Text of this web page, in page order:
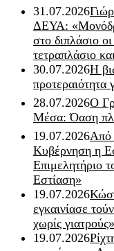
31.07.2026
ΔΕΥΑ:
στο διπλάσιο
τετραπλάσιο
30.07.2026Η
προτεραιότητα
28.07.2026Ο
Μέσα: Όαση
19.07.2026Από
Κυβέρνηση η
Επιμελητήριο
Εστίαση»
19.07.2026
εγκαινίασε
χωρίς γιατρούς»
19.07.2026